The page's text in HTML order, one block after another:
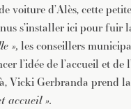
voiture d’Alès, cette
s’installer ici pour fuir
», les conseillers
l’idée de l’accueil et
Vicki Gerbranda prend
accueil ».